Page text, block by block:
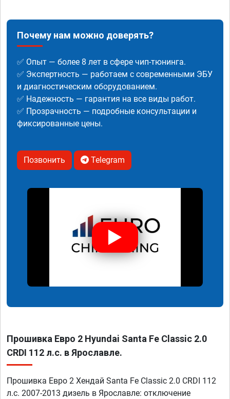
Почему нам можно доверять?
✅ Опыт — более 8 лет в сфере чип-тюнинга.
✅ Экспертность — работаем с современными ЭБУ
и диагностическим оборудованием.
✅ Надежность — гарантия на все виды работ.
✅ Прозрачность — подробные консультации и
фиксированные цены.
Позвонить Telegram
Прошивка Евро 2 Hyundai Santa Fe Classic 2.0
CRDI 112 л.с. в Ярославле.
Прошивка Евро 2 Хендай Santa Fe Classic 2.0 CRDI 112
л.с. 2007-2013 дизель в Ярославле: отключение